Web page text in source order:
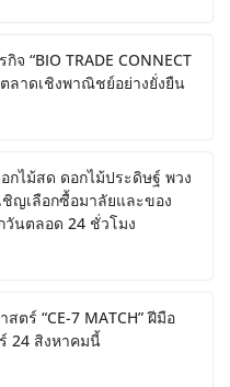
จ “BIO TRADE CONNECT
าดเชิงพาณิชย์อย่างยั่งยืน
กไม้สด ดอกไม้ประดิษฐ์ พวง
ญเลือกซื้อมาลัยและของ
นตลอด 24 ชั่วโมง
ตร์ “CE-7 MATCH” ฝีมือ
24 สิงหาคมนี้